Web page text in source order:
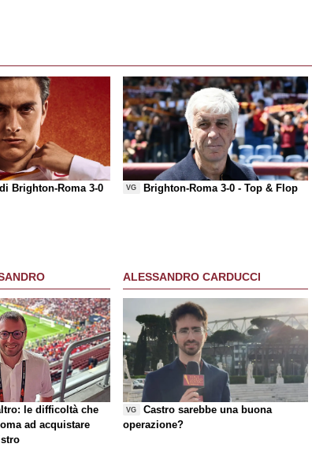
Brighton-Roma 3-0 VG Brighton-Roma 3-0 -Top & Flop
le difficoltà che
ad acquistare
ALESSANDRO CARDUCCI
VG
Castro sarebbe una buona
operazione?